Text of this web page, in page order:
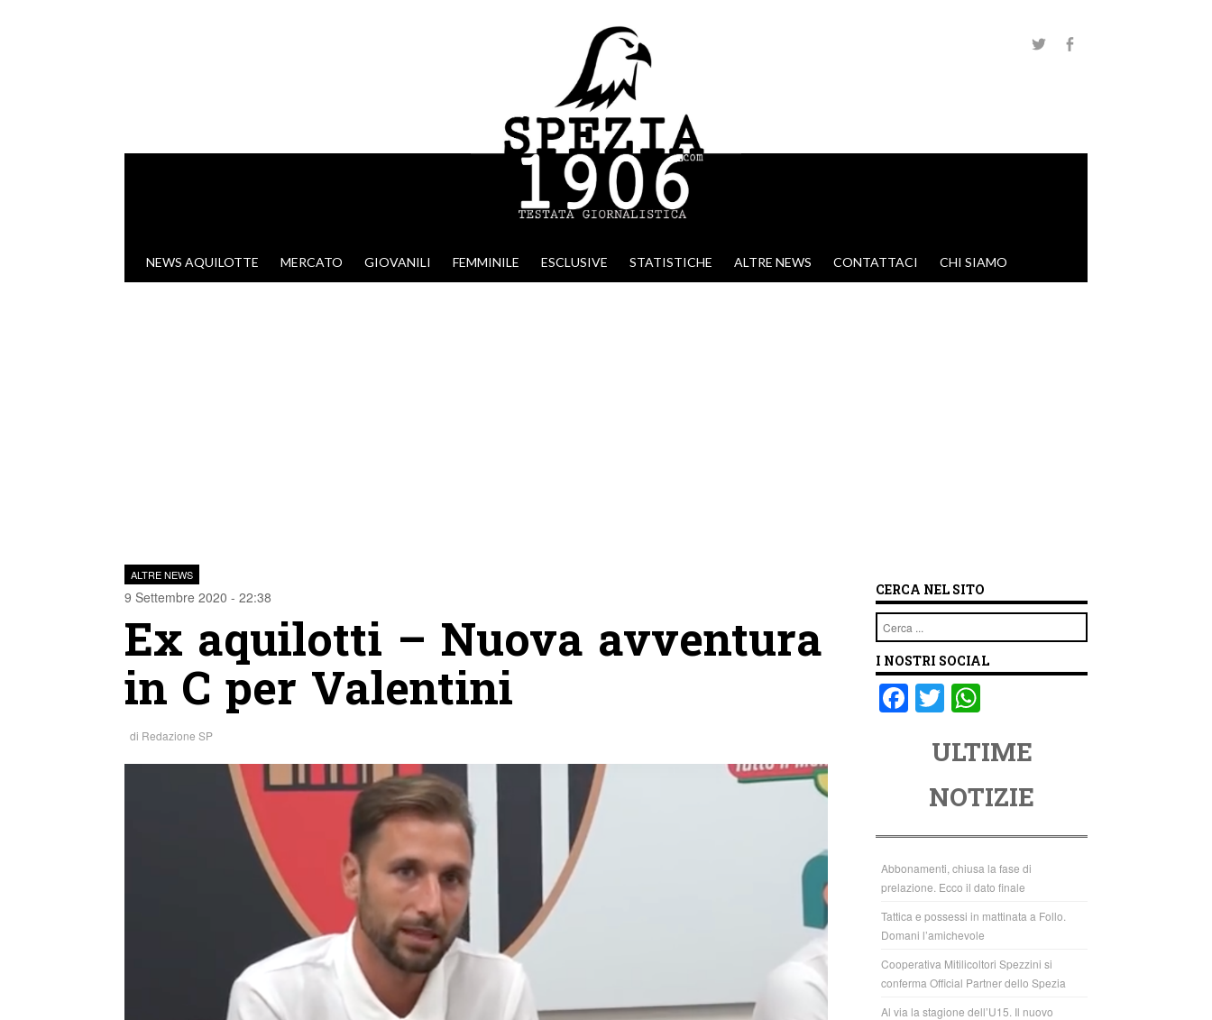
VAI AL CONTENUTO
NEWS AQUILOTTE MERCATO GIOVANILI FEMMINILE ESCLUSIVE STATISTICHE ALTRE NEWS CONTATTACI CHI SIAMO
ALTRE NEWS
9 Settembre 2020 - 22:38
Ex aquilotti – Nuova avventura
in C per Valentini
di Redazione SP
CERCA NEL SITO
Cerca
I NOSTRI SOCIAL
F
o
o
k
T
tt
er
at
s
A
p
p
ULTIME
NOTIZIE
Abbonamenti, chiusa la fase di
prelazione. Ecco il dato finale
Tattica e possessi in mattinata a Follo.
Domani l’amichevole
Cooperativa Mitilicoltori Spezzini si
conferma Official Partner dello Spezia
Al via la stagione dell’U15. Il nuovo